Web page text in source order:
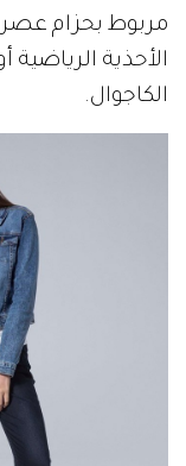
مربوط بحزام عصري
الأحذية
الكاجوال.